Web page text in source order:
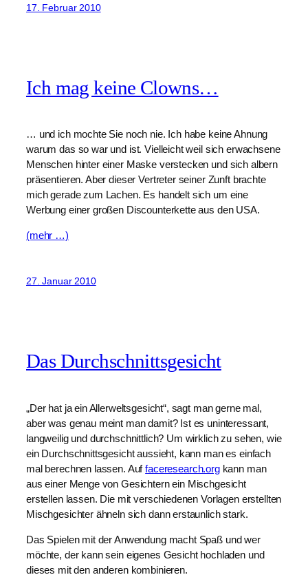
17. Februar 2010
Ich mag keine Clowns…
… und ich mochte Sie noch nie. Ich habe keine Ahnung
warum das so war und ist. Vielleicht weil sich erwachsene
Menschen hinter einer Maske verstecken und sich albern
präsentieren. Aber dieser Vertreter seiner Zunft brachte
mich gerade zum Lachen. Es handelt sich um eine
Werbung einer großen Discounterkette aus den USA.
(mehr …)
27. Januar 2010
Das Durchschnittsgesicht
„Der hat ja ein Allerweltsgesicht“, sagt man gerne mal,
aber was genau meint man damit? Ist es uninteressant,
langweilig und durchschnittlich? Um wirklich zu sehen, wie
ein Durchschnittsgesicht aussieht, kann man es einfach
mal berechnen lassen. Auffaceresearch.orgkann man
aus einer Menge von Gesichtern ein Mischgesicht
erstellen lassen. Die mit verschiedenen Vorlagen erstellten
Mischgesichter ähneln sich dann erstaunlich stark.
Das Spielen mit der Anwendung macht Spaß und wer
möchte, der kann sein eigenes Gesicht hochladen und
dieses mit den anderen kombinieren.